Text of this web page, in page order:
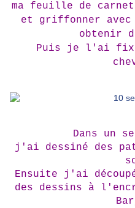
ma feuille de
et griffonner avec
obtenir
Puis je l'ai
Dans un
j'ai dessiné des
Ensuite j'ai
des dessins à